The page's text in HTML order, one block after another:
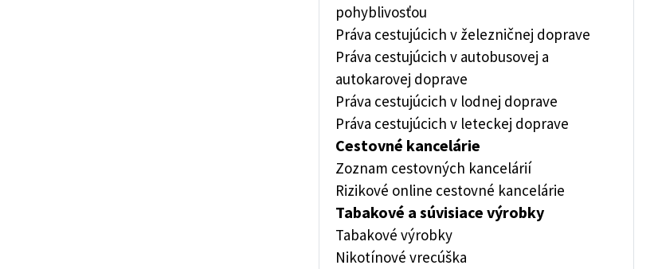
pohyblivosťou
Práva cestujúcich v železničnej doprave
Práva cestujúcich v autobusovej a
autokarovej doprave
Práva cestujúcich v lodnej doprave
Práva cestujúcich v leteckej doprave
Cestovné kancelárie
Zoznam cestovných kancelárií
Rizikové online cestovné kancelárie
Tabakové a súvisiace výrobky
Tabakové výrobky
Nikotínové vrecúška